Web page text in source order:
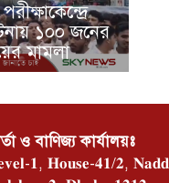
১০০ জনের
মামলা
ও বাণিজ্য কার্যালয়ঃ
𝟏, 𝐇𝐨𝐮𝐬𝐞-𝟒𝟏/𝟐,